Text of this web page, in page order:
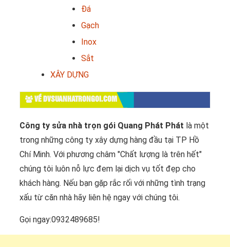
Đá
Gạch
Inox
Sắt
XÂY DỰNG
VỀ DVSUANHATRONGOI.COM
Công ty sửa nhà trọn gói Quang Phát Phát là một
trong những công ty xây dựng hàng đầu tại TP Hồ
Chí Minh. Với phương châm "Chất lượng là trên hết"
chúng tôi luôn nỗ lực đem lại dịch vụ tốt đẹp cho
khách hàng. Nếu bạn gặp rắc rối với những tình trạng
xấu từ căn nhà hãy liên hệ ngay với chúng tôi.
Gọi ngay:0932489685!